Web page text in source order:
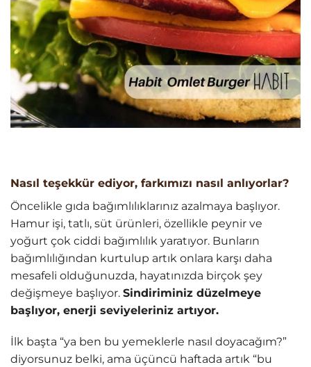
Nasıl teşekkür ediyor, farkımızı nasıl anlıyorlar?
Öncelikle gıda bağımlılıklarınız azalmaya başlıyor.
Hamur işi, tatlı, süt ürünleri, özellikle peynir ve
yoğurt çok ciddi bağımlılık yaratıyor. Bunların
bağımlılığından kurtulup artık onlara karşı daha
mesafeli olduğunuzda, hayatınızda birçok şey
değişmeye başlıyor. Sindiriminiz düzelmeye
başlıyor, enerji seviyeleriniz artıyor.
İlk başta “ya ben bu yemeklerle nasıl doyacağım?”
diyorsunuz belki, ama üçüncü haftada artık “bu